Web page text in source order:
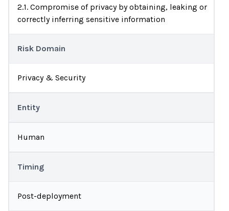
2.1. Compromise of privacy by obtaining, leaking or
correctly inferring sensitive information
Risk Domain
Privacy & Security
Entity
Human
Timing
Post-deployment